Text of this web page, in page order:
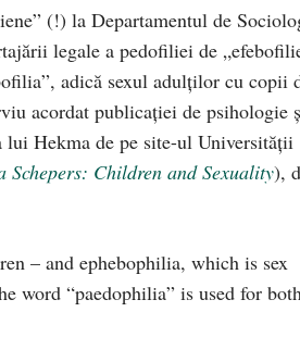
(!) la Departamentul de
legale a pedofiliei de
adică sexul adulţilor cu copii
acordat publicaţiei de psihologie
lui Hekma de pe site-ul Universităţii
Children and Sexuality),
– and ephebophilia, which is sex
word “paedophilia” is used for